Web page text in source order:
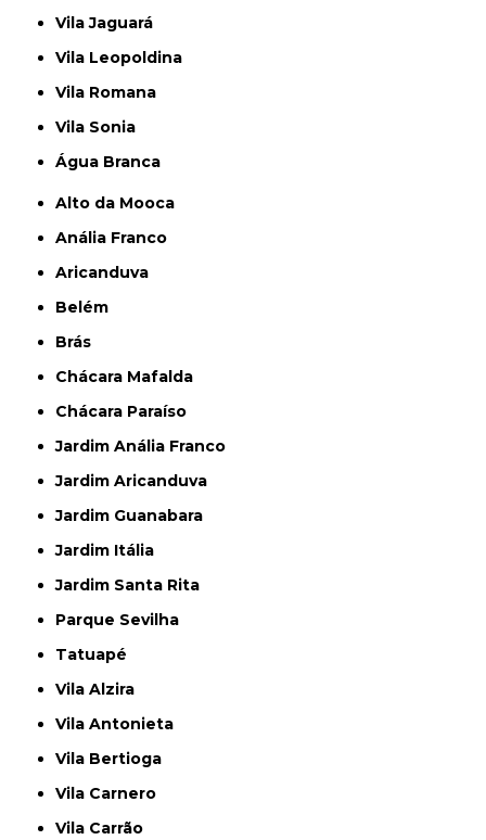
Vila Jaguará
Vila Leopoldina
Vila Romana
Vila Sonia
Água Branca
Alto da Mooca
Anália Franco
Aricanduva
Belém
Brás
Chácara Mafalda
Chácara Paraíso
Jardim Anália Franco
Jardim Aricanduva
Jardim Guanabara
Jardim Itália
Jardim Santa Rita
Parque Sevilha
Tatuapé
Vila Alzira
Vila Antonieta
Vila Bertioga
Vila Carnero
Vila Carrão